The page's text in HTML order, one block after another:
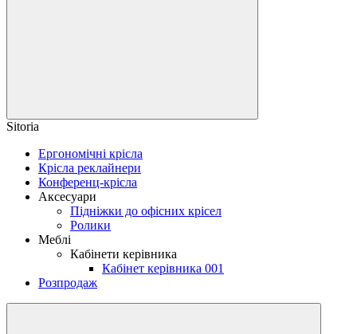
Sitoria
Ергономічні крісла
Крісла реклайнери
Конференц-крісла
Аксесуари
Підніжки до офісних крісел
Ролики
Меблі
Кабінети керівника
Кабінет керівника 001
Розпродаж